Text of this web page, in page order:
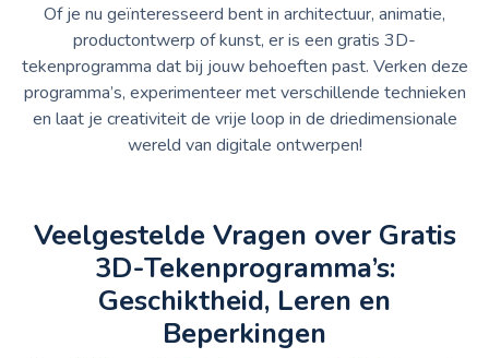
Of je nu geïnteresseerd bent in architectuur, animatie,
productontwerp of kunst, er is een gratis 3D-
tekenprogramma dat bij jouw behoeften past. Verken deze
programma’s, experimenteer met verschillende technieken
en laat je creativiteit de vrije loop in de driedimensionale
wereld van digitale ontwerpen!
Veelgestelde Vragen over Gratis
3D-Tekenprogramma’s:
Geschiktheid, Leren en
Beperkingen